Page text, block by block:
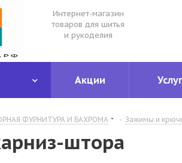
Интернет-магазин
товаров для шитья
и рукоделия
Акции
ФУРНИТУРА И БАХРОМА - Зажимы и
штора